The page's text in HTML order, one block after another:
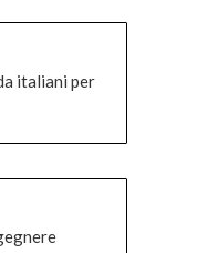
italiani per